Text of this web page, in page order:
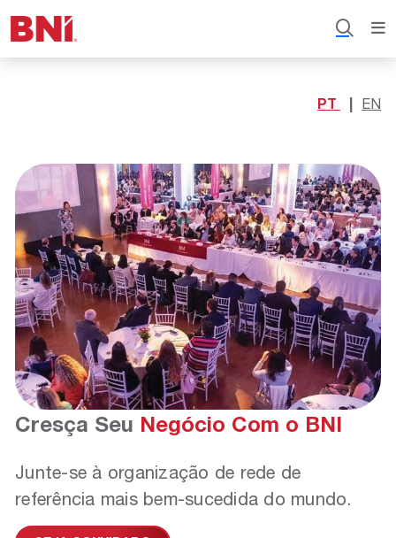
PT EN
Cresça Seu Negócio Com o BNI
Junte-se à organização de rede de
referência mais bem-sucedida do mundo.